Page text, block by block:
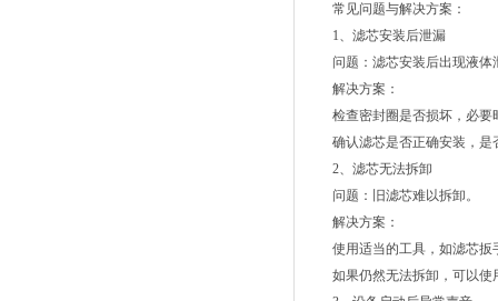
常见问题与解决方案：
1、滤芯安装后泄漏
问题：滤芯安装后出现液体
解决方案：
检查密封圈是否损坏，必要
确认滤芯是否正确安装，是
2、滤芯无法拆卸
问题：旧滤芯难以拆卸。
解决方案：
使用适当的工具，如滤芯扳
如果仍然无法拆卸，可以使